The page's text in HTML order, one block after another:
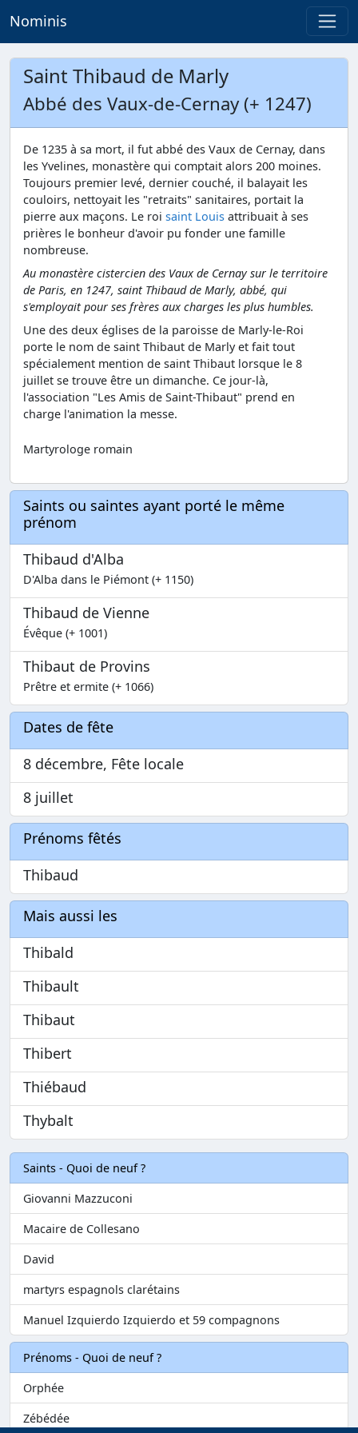
Nominis
Saint Thibaud de Marly
Abbé des Vaux-de-Cernay (+ 1247)
De 1235 à sa mort, il fut abbé des Vaux de Cernay, dans
les Yvelines, monastère qui comptait alors 200 moines.
Toujours premier levé, dernier couché, il balayait les
couloirs, nettoyait les "retraits" sanitaires, portait la
pierre aux maçons. Le roi saint Louis attribuait à ses
prières le bonheur d'avoir pu fonder une famille
nombreuse.
Au monastère cistercien des Vaux de Cernay sur le territoire
de Paris, en 1247, saint Thibaud de Marly, abbé, qui
s'employait pour ses frères aux charges les plus humbles.
Une des deux églises de la paroisse de Marly-le-Roi
porte le nom de saint Thibaut de Marly et fait tout
spécialement mention de saint Thibaut lorsque le 8
juillet se trouve être un dimanche. Ce jour-là,
l'association "Les Amis de Saint-Thibaut" prend en
charge l'animation la messe.
Martyrologe romain
Saints ou saintes ayant porté le même
prénom
Thibaud d'Alba
D'Alba dans le Piémont (+ 1150)
Thibaud de Vienne
Évêque (+ 1001)
Thibaut de Provins
Prêtre et ermite (+ 1066)
Dates de fête
8 décembre, Fête locale
8 juillet
Prénoms fêtés
Thibaud
Mais aussi les
Thibald
Thibault
Thibaut
Thibert
Thiébaud
Thybalt
Saints - Quoi de neuf ?
Giovanni Mazzuconi
Macaire de Collesano
David
martyrs espagnols clarétains
Manuel Izquierdo Izquierdo et 59 compagnons
Prénoms - Quoi de neuf ?
Orphée
Zébédée